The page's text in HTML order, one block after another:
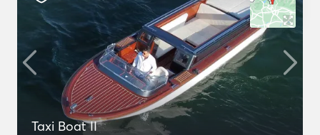
Taxi Boat II